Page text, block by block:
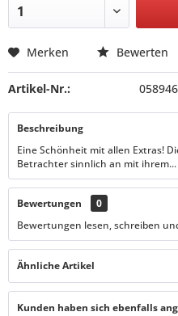
Merken Bewerten
Artikel-Nr.:
Beschreibung
Eine Schönheit mit allen Extras!
Betrachter sinnlich an mit ihrem...
Bewertungen
0
Bewertungen lesen, schreiben
Ähnliche Artikel
Kunden haben sich ebenfalls